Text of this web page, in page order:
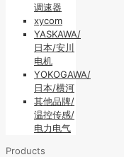
调速器
xycom
YASKAWA/
日本/安川
电机
YOKOGAWA/
日本/横河
其他品牌/
温控传感/
电力电气
Products